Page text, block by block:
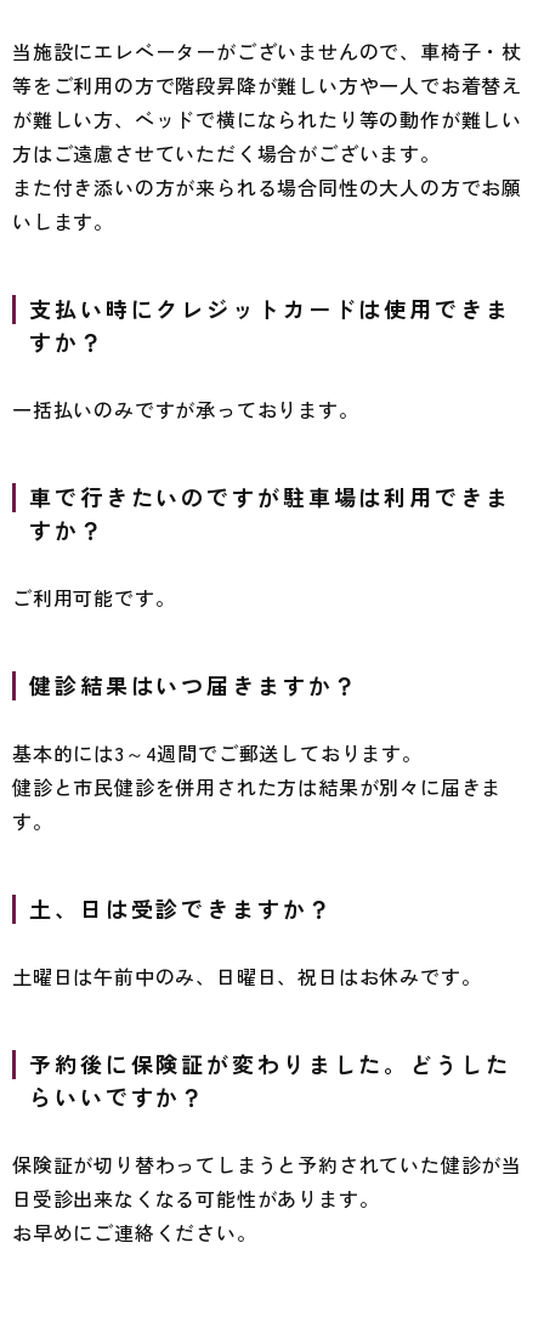
当施設にエレベーターがございませんので、車椅子・杖
等をご利用の方で階段昇降が難しい方や一人でお着替え
が難しい方、ベッドで横になられたり等の動作が難しい
方はご遠慮させていただく場合がございます。
また付き添いの方が来られる場合同性の大人の方でお願
いします。
支払い時にクレジットカードは使用できま
すか？
一括払いのみですが承っております。
車で行きたいのですが駐車場は利用できま
すか？
ご利用可能です。
健診結果はいつ届きますか？
基本的には3～4週間でご郵送しております。
健診と市民健診を併用された方は結果が別々に届きま
す。
土、日は受診できますか？
土曜日は午前中のみ、日曜日、祝日はお休みです。
予約後に保険証が変わりました。どうした
らいいですか？
保険証が切り替わってしまうと予約されていた健診が当
日受診出来なくなる可能性があります。
お早めにご連絡ください。